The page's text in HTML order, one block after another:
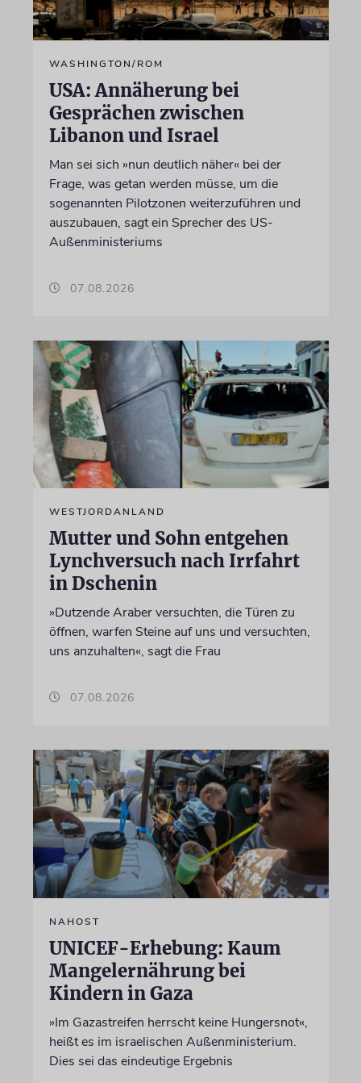
WASHINGTON/ROM
USA: Annäherung bei
Gesprächen zwischen
Libanon und Israel
Man sei sich »nun deutlich näher« bei der
Frage, was getan werden müsse, um die
sogenannten Pilotzonen weiterzuführen und
auszubauen, sagt ein Sprecher des US-
Außenministeriums
07.08.2026
WESTJORDANLAND
Mutter und Sohn entgehen
Lynchversuch nach Irrfahrt
in Dschenin
»Dutzende Araber versuchten, die Türen zu
öffnen, warfen Steine auf uns und versuchten,
uns anzuhalten«, sagt die Frau
07.08.2026
NAHOST
UNICEF-Erhebung: Kaum
Mangelernährung bei
Kindern in Gaza
»Im Gazastreifen herrscht keine Hungersnot«,
heißt es im israelischen Außenministerium.
Dies sei das eindeutige Ergebnis